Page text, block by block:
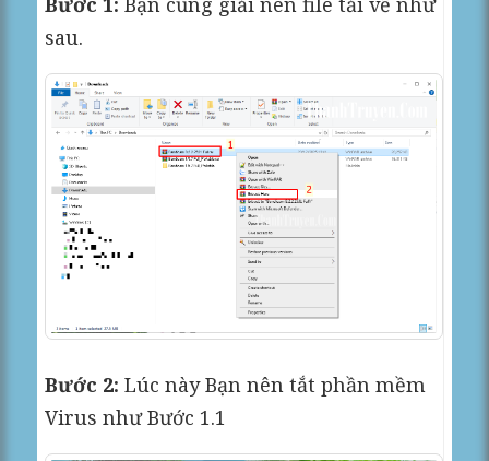
sau.
Bước 2: Lúc này Bạn nên tắt phần mềm
Virus như Bước 1.1